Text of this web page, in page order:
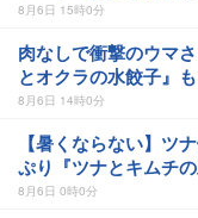
8月6日 15時0分
肉なしで衝撃のウマ
とオクラの水餃子』
8月6日 14時0分
【暑くならない】ツ
ぷり『ツナとキムチの
8月6日 0時0分